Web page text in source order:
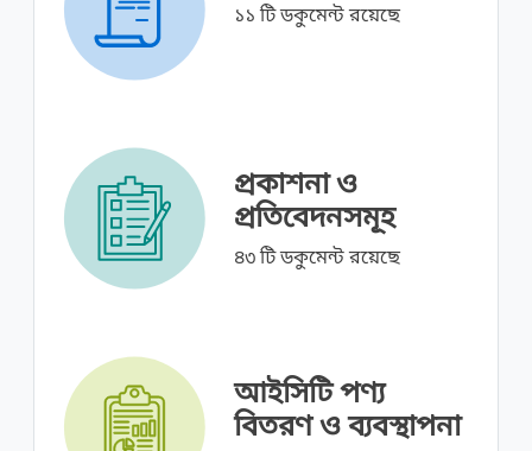
১১ টি ডকুমেন্ট রয়েছে
প্রকাশনা ও
প্রতিবেদনসমূহ
৪৩ টি ডকুমেন্ট রয়েছে
আইসিটি পণ্য
বিতরণ ও ব্যবস্থাপনা